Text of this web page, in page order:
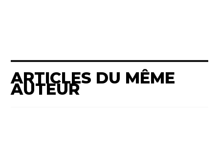
ARTICLES DU MÊME
AUTEUR